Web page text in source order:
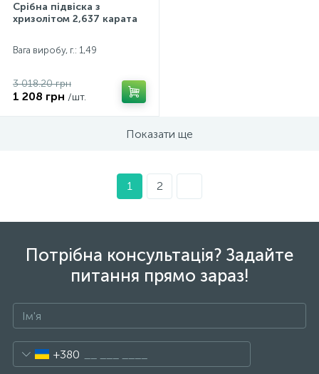
Срібна підвіска з
хризолітом 2,637 карата
Вага виробу, г.: 1,49
3 018.20 грн
1 208 грн /шт.
Показати ще
1 2
Потрібна консультація? Задайте
питання прямо зараз!
+380